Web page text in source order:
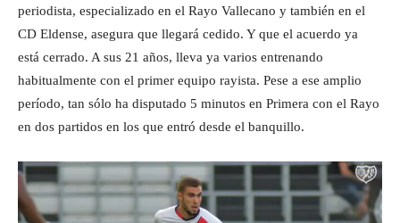
periodista, especializado en el Rayo Vallecano y también en el
CD Eldense, asegura que llegará cedido. Y que el acuerdo ya
está cerrado. A sus 21 años, lleva ya varios entrenando
habitualmente con el primer equipo rayista. Pese a ese amplio
período, tan sólo ha disputado 5 minutos en Primera con el Rayo
en dos partidos en los que entró desde el banquillo.